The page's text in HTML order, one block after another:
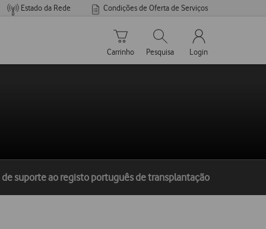
Estado da Rede Condições de Oferta de Serviços
Carrinho de compras
Carrinho
Pesquisar
Pesquisa
My Vodafone
Login
suporte ao registo português de transplantação